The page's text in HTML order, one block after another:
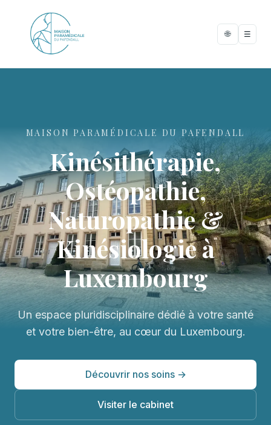
🌐 ☰
MAISON PARAMÉDICALE DU PAFENDALL
Kinésithérapie,
Ostéopathie,
Naturopathie &
Kinésiologie à
Luxembourg
Un espace pluridisciplinaire dédié à votre santé
et votre bien-être, au cœur du Luxembourg.
Découvrir nos soins →
Visiter le cabinet